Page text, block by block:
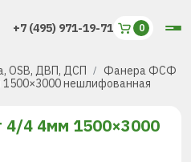
+7 (495) 971-19-71
OSB, ДВП, ДСП
Фанера ФСФ
нешлифованная
4 4мм 1500×3000